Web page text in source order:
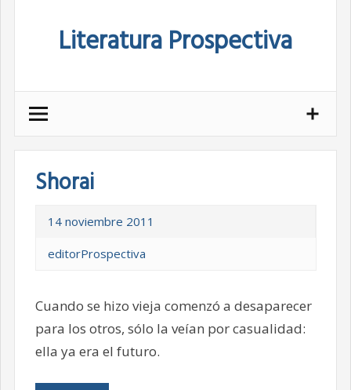
Literatura Prospectiva
Shorai
14 noviembre 2011
editorProspectiva
Cuando se hizo vieja comenzó a desaparecer
para los otros, sólo la veían por casualidad:
ella ya era el futuro.